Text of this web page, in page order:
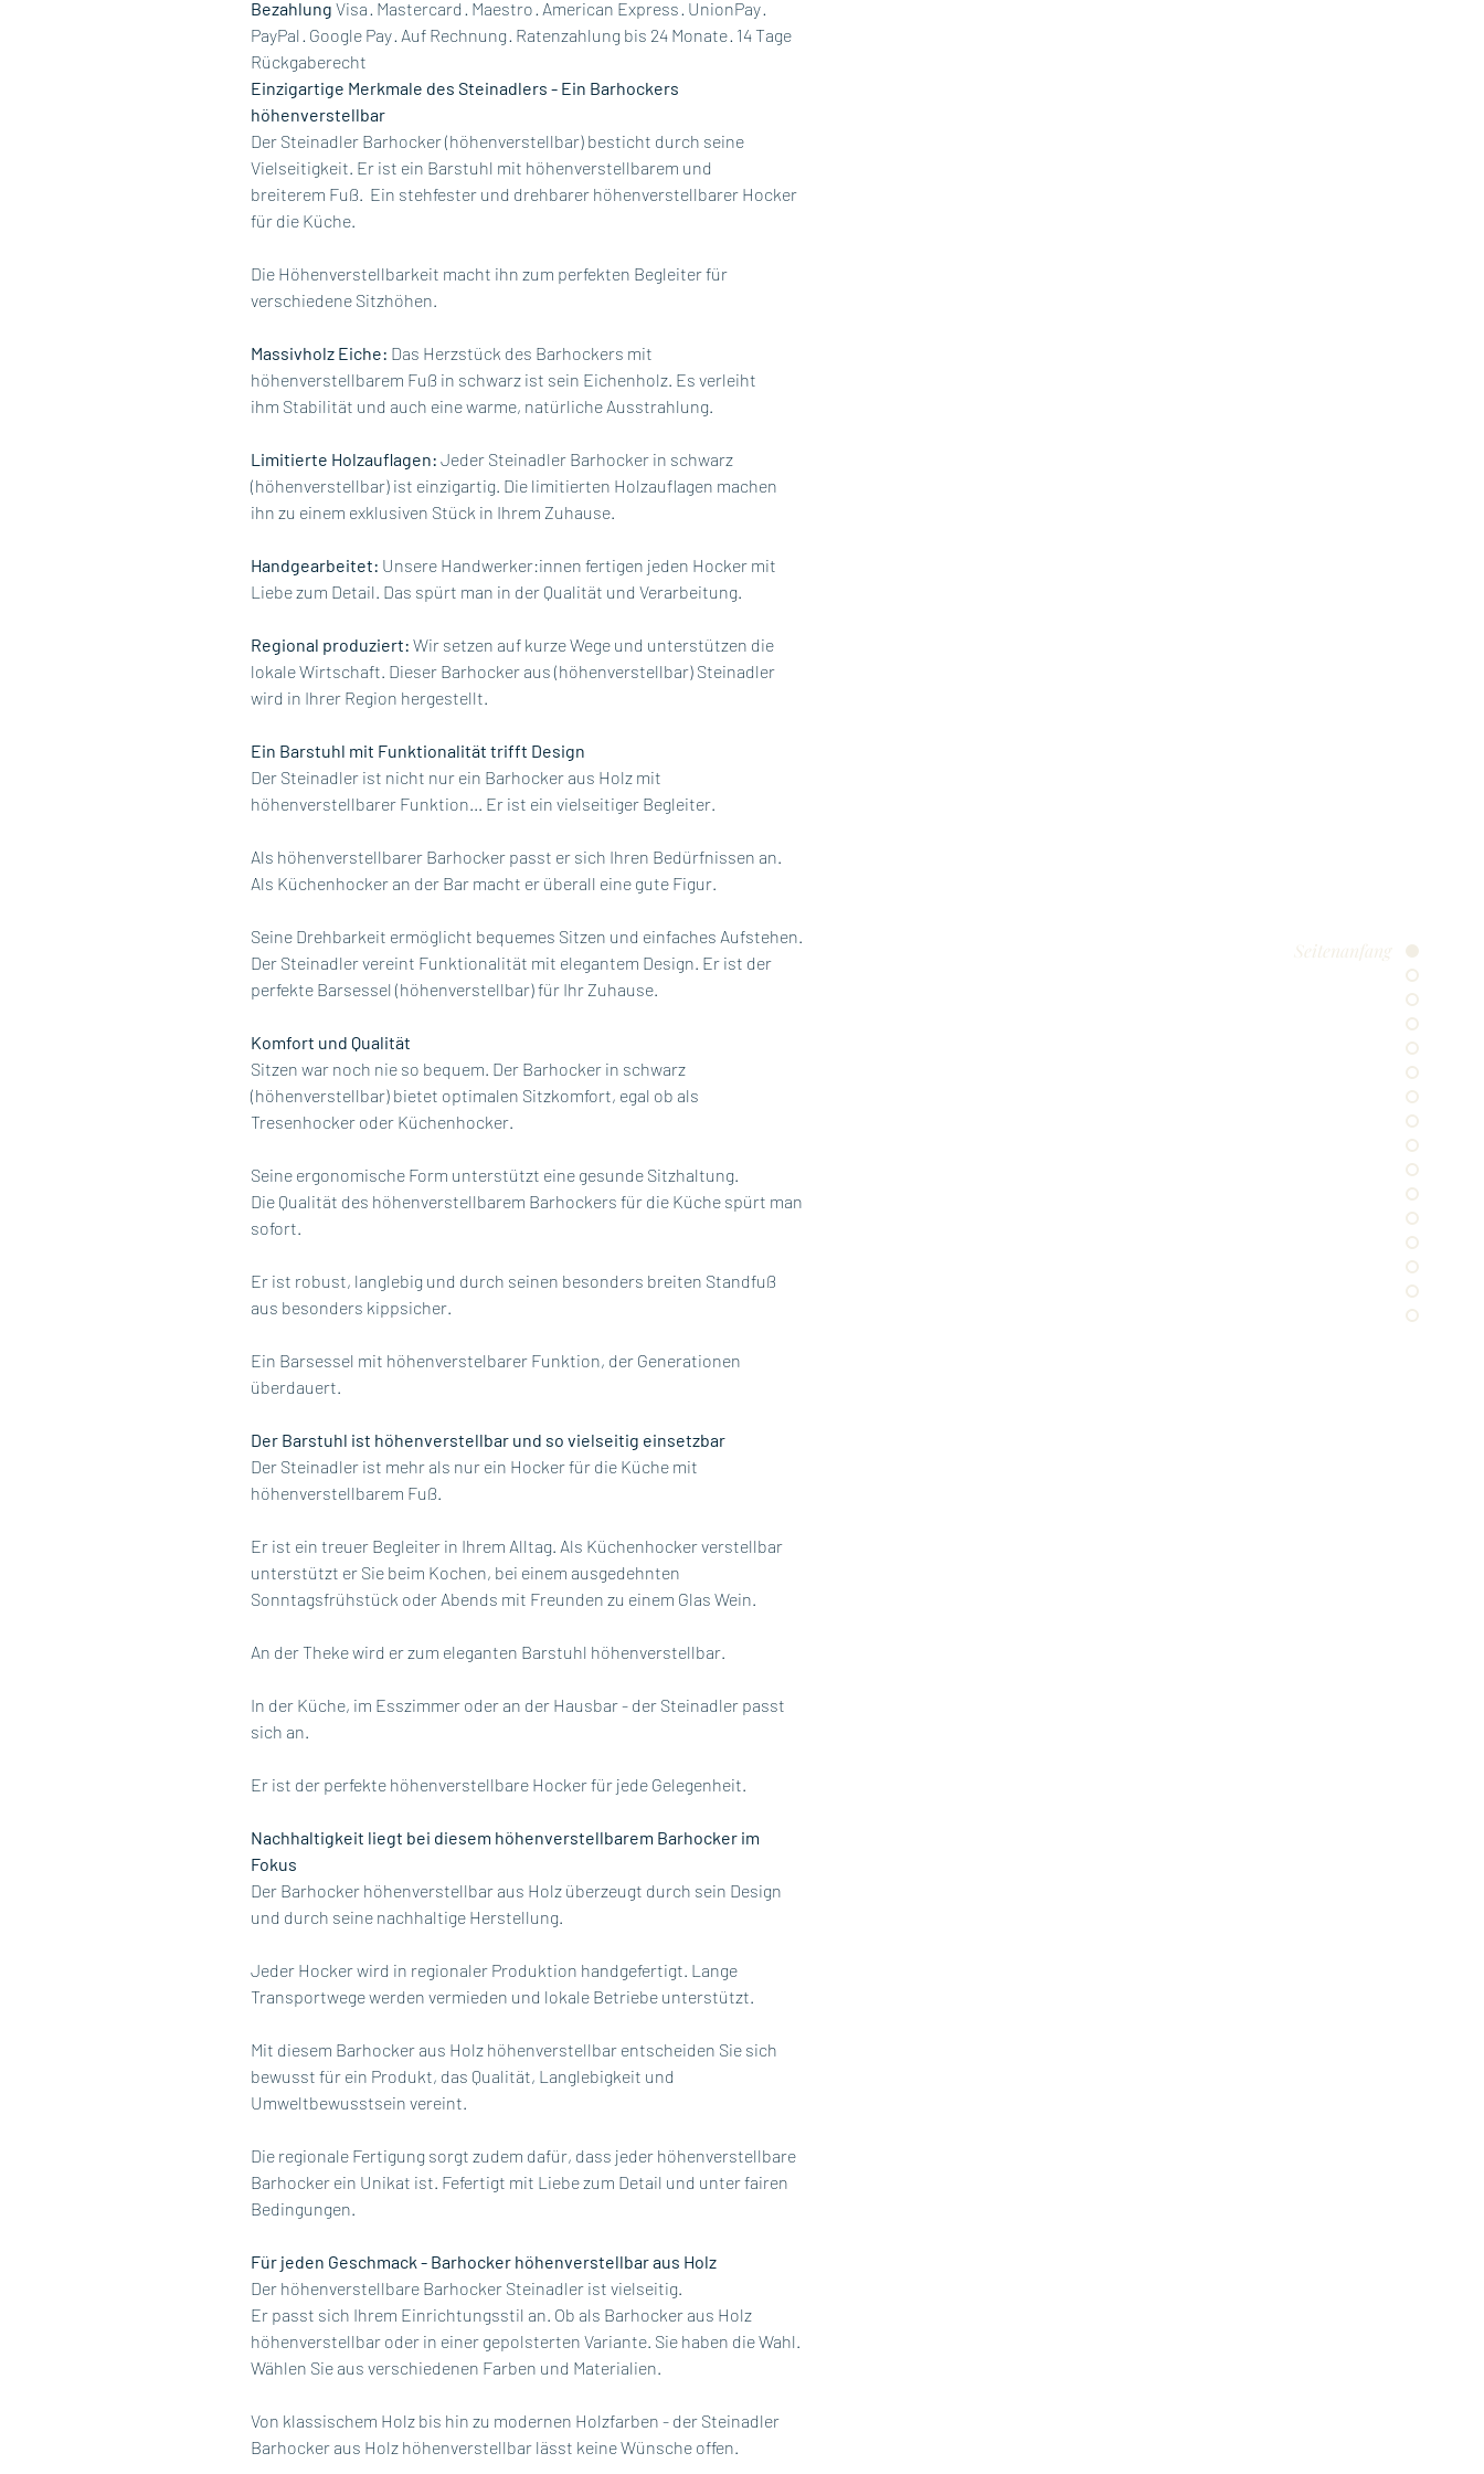
Seitenanfang
Bezahlung Visa · Mastercard · Maestro · American Express · UnionPay ·
PayPal · Google Pay · Auf Rechnung · Ratenzahlung bis 24 Monate · 14 Tage
Rückgaberecht
Einzigartige Merkmale des Steinadlers - Ein Barhockers
höhenverstellbar
Der Steinadler Barhocker (höhenverstellbar) besticht durch seine
Vielseitigkeit. Er ist ein Barstuhl mit höhenverstellbarem und
breiterem Fuß. Ein stehfester und drehbarer höhenverstellbarer Hocker
für die Küche.
Die Höhenverstellbarkeit macht ihn zum perfekten Begleiter für
verschiedene Sitzhöhen.
Massivholz Eiche: Das Herzstück des Barhockers mit
höhenverstellbarem Fuß in schwarz ist sein Eichenholz. Es verleiht
ihm Stabilität und auch eine warme, natürliche Ausstrahlung.
Limitierte Holzauflagen: Jeder Steinadler Barhocker in schwarz
(höhenverstellbar) ist einzigartig. Die limitierten Holzauflagen machen
ihn zu einem exklusiven Stück in Ihrem Zuhause.
Handgearbeitet: Unsere Handwerker:innen fertigen jeden Hocker mit
Liebe zum Detail. Das spürt man in der Qualität und Verarbeitung.
Regional produziert: Wir setzen auf kurze Wege und unterstützen die
lokale Wirtschaft. Dieser Barhocker aus (höhenverstellbar) Steinadler
wird in Ihrer Region hergestellt.
Ein Barstuhl mit Funktionalität trifft Design
Der Steinadler ist nicht nur ein Barhocker aus Holz mit
höhenverstellbarer Funktion... Er ist ein vielseitiger Begleiter.
Als höhenverstellbarer Barhocker passt er sich Ihren Bedürfnissen an.
Als Küchenhocker an der Bar macht er überall eine gute Figur.
Seine Drehbarkeit ermöglicht bequemes Sitzen und einfaches Aufstehen.
Der Steinadler vereint Funktionalität mit elegantem Design. Er ist der
perfekte Barsessel (höhenverstellbar) für Ihr Zuhause.
Komfort und Qualität
Sitzen war noch nie so bequem. Der Barhocker in schwarz
(höhenverstellbar) bietet optimalen Sitzkomfort, egal ob als
Tresenhocker oder Küchenhocker.
Seine ergonomische Form unterstützt eine gesunde Sitzhaltung.
Die Qualität des höhenverstellbarem Barhockers für die Küche spürt man
sofort.
Er ist robust, langlebig und durch seinen besonders breiten Standfuß
aus besonders kippsicher.
Ein Barsessel mit höhenverstelbarer Funktion, der Generationen
überdauert.
Der Barstuhl ist höhenverstellbar und so vielseitig einsetzbar
Der Steinadler ist mehr als nur ein Hocker für die Küche mit
höhenverstellbarem Fuß.
Er ist ein treuer Begleiter in Ihrem Alltag. Als Küchenhocker verstellbar
unterstützt er Sie beim Kochen, bei einem ausgedehnten
Sonntagsfrühstück oder Abends mit Freunden zu einem Glas Wein.
An der Theke wird er zum eleganten Barstuhl höhenverstellbar.
In der Küche, im Esszimmer oder an der Hausbar - der Steinadler passt
sich an.
Er ist der perfekte höhenverstellbare Hocker für jede Gelegenheit.
Nachhaltigkeit liegt bei diesem höhenverstellbarem Barhocker im
Fokus
Der Barhocker höhenverstellbar aus Holz überzeugt durch sein Design
und durch seine nachhaltige Herstellung.
Jeder Hocker wird in regionaler Produktion handgefertigt. Lange
Transportwege werden vermieden und lokale Betriebe unterstützt.
Mit diesem Barhocker aus Holz höhenverstellbar entscheiden Sie sich
bewusst für ein Produkt, das Qualität, Langlebigkeit und
Umweltbewusstsein vereint.
Die regionale Fertigung sorgt zudem dafür, dass jeder höhenverstellbare
Barhocker ein Unikat ist. Fefertigt mit Liebe zum Detail und unter fairen
Bedingungen.
Für jeden Geschmack - Barhocker höhenverstellbar aus Holz
Der höhenverstellbare Barhocker Steinadler ist vielseitig.
Er passt sich Ihrem Einrichtungsstil an. Ob als Barhocker aus Holz
höhenverstellbar oder in einer gepolsterten Variante. Sie haben die Wahl.
Wählen Sie aus verschiedenen Farben und Materialien.
Von klassischem Holz bis hin zu modernen Holzfarben - der Steinadler
Barhocker aus Holz höhenverstellbar lässt keine Wünsche offen.